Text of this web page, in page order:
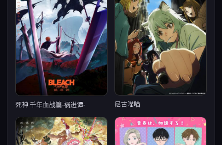
死神 千年血战篇-祸进谭- 尼古喵喵